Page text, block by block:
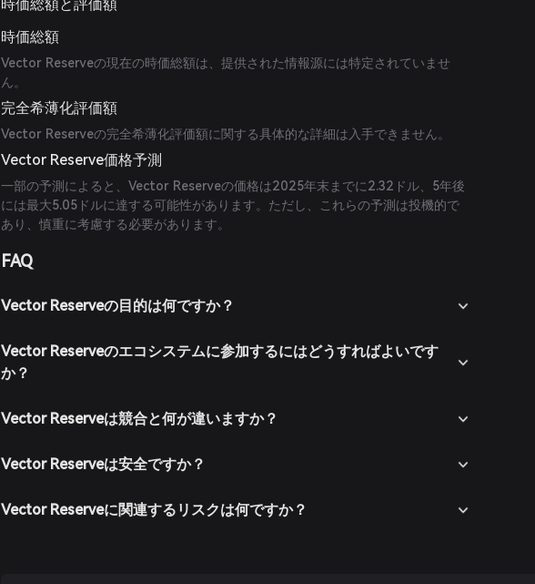
時価総額と評価額
時価総額
Vector Reserveの現在の時価総額は、提供された情報源には特定されていませ
ん。
完全希薄化評価額
Vector Reserveの完全希薄化評価額に関する具体的な詳細は入手できません。
Vector Reserve価格予測
一部の予測によると、Vector Reserveの価格は2025年末までに2.32ドル、5年後
には最大5.05ドルに達する可能性があります。ただし、これらの予測は投機的で
あり、慎重に考慮する必要があります。
FAQ
Vector Reserveの目的は何ですか？
Vector Reserveのエコシステムに参加するにはどうすればよいです
か？
Vector Reserveは競合と何が違いますか？
Vector Reserveは安全ですか？
Vector Reserveに関連するリスクは何ですか？